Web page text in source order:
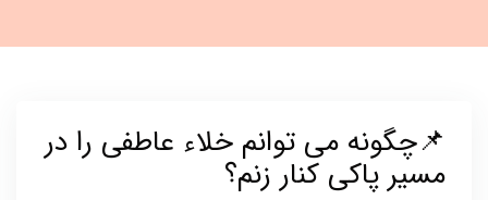
📌چگونه می توانم خلاء عاطفی را در
مسیر پاکی کنار زنم؟